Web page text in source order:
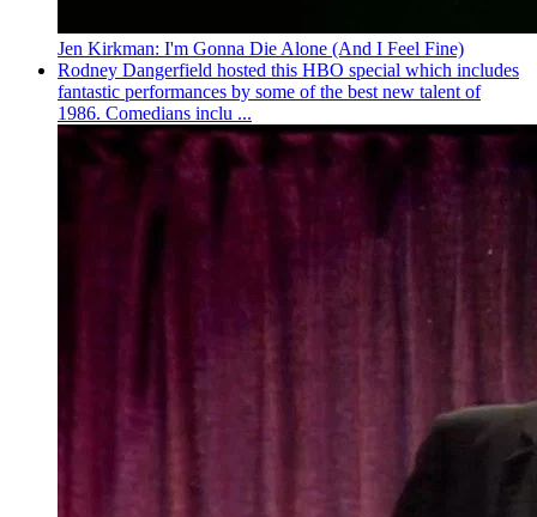
Jen Kirkman: I'm Gonna Die Alone (And I Feel Fine)
Rodney Dangerfield hosted this HBO special which includes
fantastic performances by some of the best new talent of
1986. Comedians inclu ...